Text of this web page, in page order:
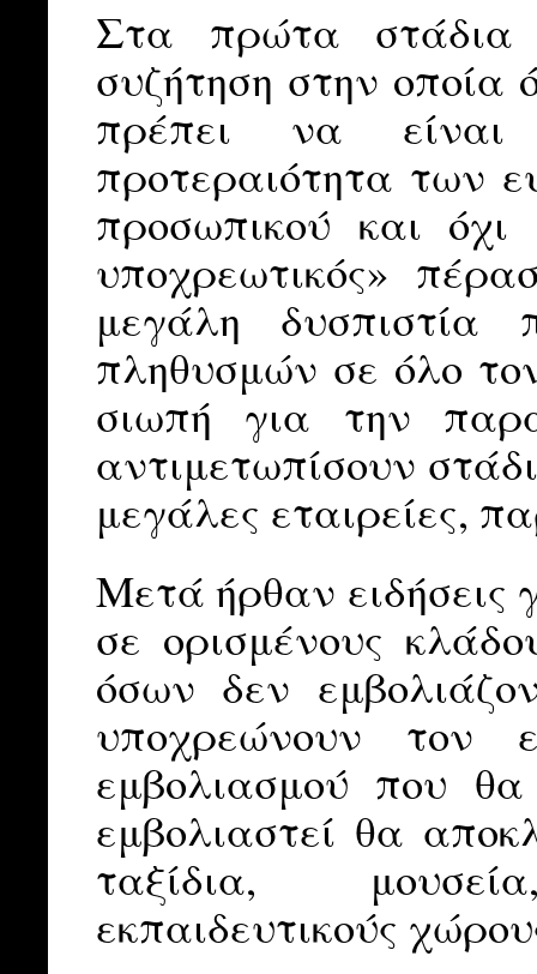
Στα πρώτα στάδια
συζήτηση στην οποία
πρέπει να είναι
προτεραιότητα των
προσωπικού και
υποχρεωτικός»
μεγάλη
πληθυσμών σε όλο
σιωπή για την
αντιμετωπίσουν
μεγάλες εταιρείες,
Μετά ήρθαν ειδήσεις
σε ορισμένους
όσων δεν
υποχρεώνουν τον
εμβολιασμού που
εμβολιαστεί θα
ταξίδια,
εκπαιδευτικούς